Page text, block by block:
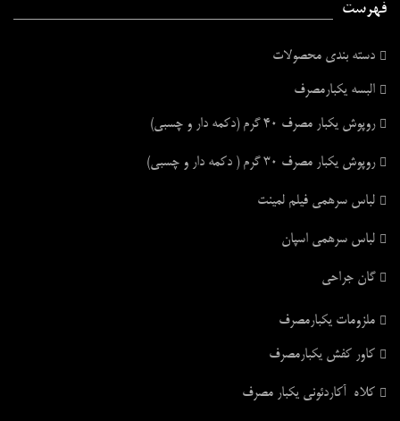
فهرست
دسته بندی محصولات
البسه یکبارمصرف
روپوش یکبار مصرف ۴۰ گرم (دکمه دار و چسبی)
روپوش یکبار مصرف ۳۰ گرم ( دکمه دار و چسبی)
لباس سرهمی فیلم لمینت
لباس سرهمی اسپان
گان جراحی
ملزومات یکبارمصرف
کاور کفش یکبارمصرف
کلاه آکاردئونی یکبار مصرف